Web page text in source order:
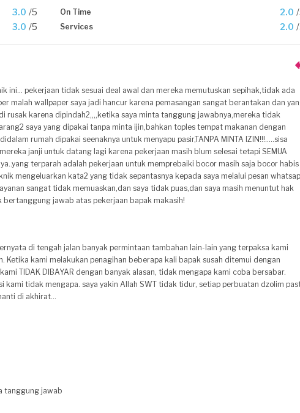
3.0 /5 On Time 2.0
3.0 /5 Services 2.0
ini... pekerjaan tidak sesuai deal awal dan mereka memutuskan sepihak,tidak ada
malah wallpaper saya jadi hancur karena pemasangan sangat berantakan dan
rusak karena dipindah2,,,,ketika saya minta tanggung jawabnya,mereka tidak
saya yang dipakai tanpa minta ijin,bahkan toples tempat makanan dengan
rumah dipakai seenaknya untuk menyapu pasir,TANPA MINTA IZIN!!!.....sisa
janji untuk datang lagi karena pekerjaan masih blum selesai tetapi SEMUA
terparah adalah pekerjaan untuk memprebaiki bocor masih saja bocor habis
mengeluarkan kata2 yang tidak sepantasnya kepada saya melalui pesan
sangat tidak memuaskan,dan saya tidak puas,dan saya masih menuntut hak
bertanggung jawab atas pekerjaan bapak makasih!
di tengah jalan banyak permintaan tambahan lain-lain yang terpaksa kami
Ketika kami melakukan penagihan beberapa kali bapak susah ditemui dengan
TIDAK DIBAYAR dengan banyak alasan, tidak mengapa kami coba bersabar.
tidak mengapa. saya yakin Allah SWT tidak tidur, setiap perbuatan dzolim
di akhirat...
tanggung jawab